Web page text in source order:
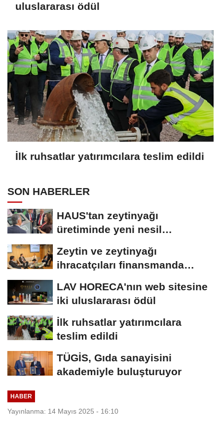
uluslararası ödül
İlk ruhsatlar yatırımcılara teslim edildi
SON HABERLER
HAUS'tan zeytinyağı
üretiminde yeni nesil
Zeytin ve zeytinyağı
ihracatçıları finansmanda
LAV HORECA'nın web sitesine
iki uluslararası ödül
İlk ruhsatlar yatırımcılara
teslim edildi
TÜGİS, Gıda sanayisini
akademiyle buluşturuyor
HABER
Yayınlanma: 14 Mayıs 2025 - 16:10